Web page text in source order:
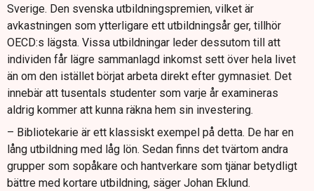
Sverige. Den svenska utbildningspremien, vilket är
avkastningen som ytterligare ett utbildningsår ger, tillhör
OECD:s lägsta. Vissa utbildningar leder dessutom till att
individen får lägre sammanlagd inkomst sett över hela livet
än om den istället börjat arbeta direkt efter gymnasiet. Det
innebär att tusentals studenter som varje år examineras
aldrig kommer att kunna räkna hem sin investering.
– Bibliotekarie är ett klassiskt exempel på detta. De har en
lång utbildning med låg lön. Sedan finns det tvärtom andra
grupper som sopåkare och hantverkare som tjänar betydligt
bättre med kortare utbildning, säger Johan Eklund.